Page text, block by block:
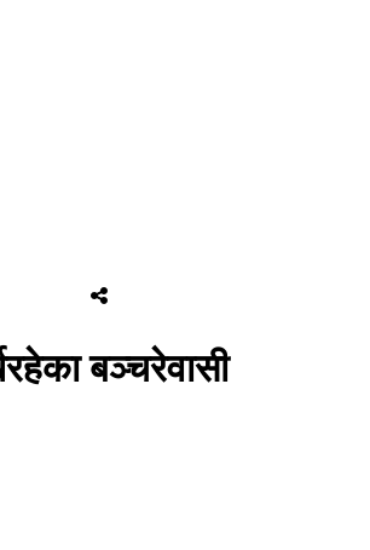
बञ्चरेवासी